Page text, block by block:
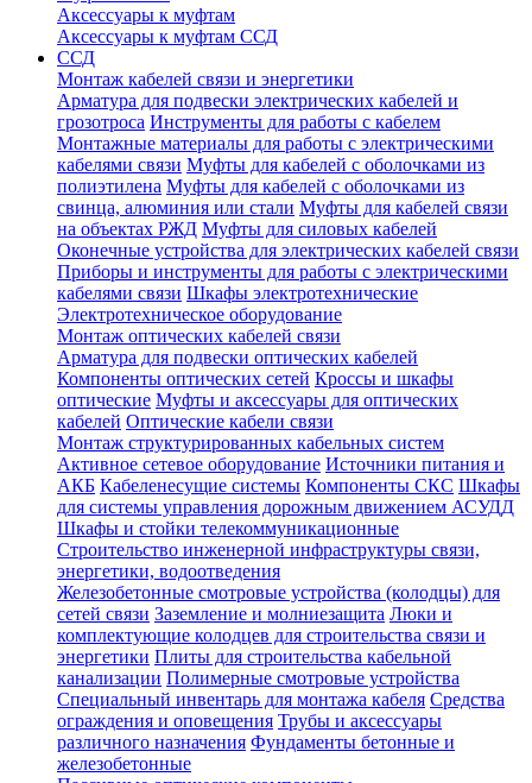
Аксессуары к муфтам
Аксессуары к муфтам ССД
ССД
Монтаж кабелей связи и энергетики
Арматура для подвески электрических кабелей и
грозотроса Инструменты для работы с кабелем
Монтажные материалы для работы с электрическими
кабелями связи Муфты для кабелей с оболочками из
полиэтилена Муфты для кабелей с оболочками из
свинца, алюминия или стали Муфты для кабелей связи
на объектах РЖД Муфты для силовых кабелей
Оконечные устройства для электрических кабелей связи
Приборы и инструменты для работы с электрическими
кабелями связи Шкафы электротехнические
Электротехническое оборудование
Монтаж оптических кабелей связи
Арматура для подвески оптических кабелей
Компоненты оптических сетей Кроссы и шкафы
оптические Муфты и аксессуары для оптических
кабелей Оптические кабели связи
Монтаж структурированных кабельных систем
Активное сетевое оборудование Источники питания и
АКБ Кабеленесущие системы Компоненты СКС Шкафы
для системы управления дорожным движением АСУДД
Шкафы и стойки телекоммуникационные
Строительство инженерной инфраструктуры связи,
энергетики, водоотведения
Железобетонные смотровые устройства (колодцы) для
сетей связи Заземление и молниезащита Люки и
комплектующие колодцев для строительства связи и
энергетики Плиты для строительства кабельной
канализации Полимерные смотровые устройства
Специальный инвентарь для монтажа кабеля Средства
ограждения и оповещения Трубы и аксессуары
различного назначения Фундаменты бетонные и
железобетонные